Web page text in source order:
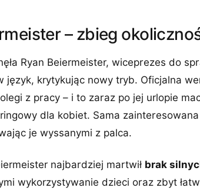
– zbieg
Ryan Beiermeister, wiceprezes do
język, krytykując nowy tryb. Oficjalna
z pracy – i to zaraz po jej urlopie
dla kobiet. Sama
je wyssanymi z palca.
najbardziej martwił brak
wykorzystywanie dzieci oraz zbyt